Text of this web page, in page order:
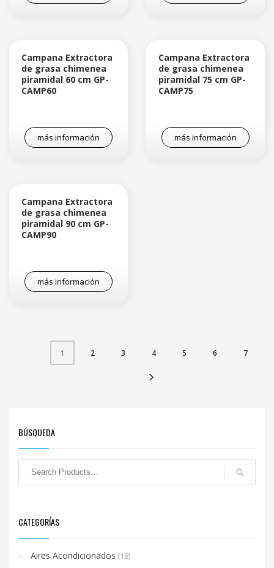
Campana Extractora
de grasa chimenea
piramidal 60 cm GP-
CAMP60
más información
Campana Extractora
de grasa chimenea
piramidal 75 cm GP-
CAMP75
más información
Campana Extractora
de grasa chimenea
piramidal 90 cm GP-
CAMP90
más información
1 2 3 4 5 6 7
BÚSQUEDA
CATEGORÍAS
Aires Acondicionados (18)